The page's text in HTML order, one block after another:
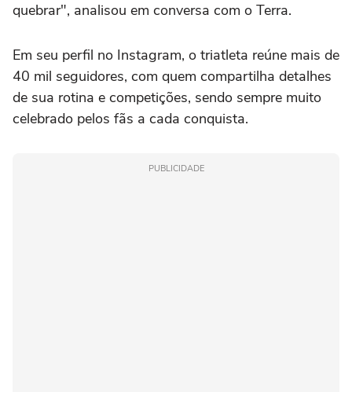
quebrar", analisou em conversa com o Terra.
Em seu perfil no Instagram, o triatleta reúne mais de
40 mil seguidores, com quem compartilha detalhes
de sua rotina e competições, sendo sempre muito
celebrado pelos fãs a cada conquista.
PUBLICIDADE